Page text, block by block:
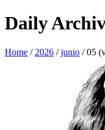
Daily
Home / 2026 /junio /05